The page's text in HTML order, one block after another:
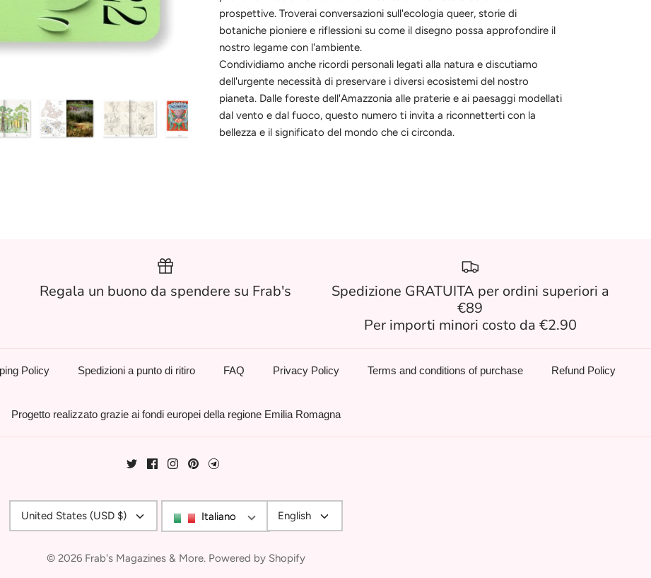
prospettive. Troverai conversazioni sull'ecologia queer, storie di
botaniche pioniere e riflessioni su come il disegno possa approfondire il
nostro legame con l'ambiente.
Condividiamo anche ricordi personali legati alla natura e discutiamo
dell'urgente necessità di preservare i diversi ecosistemi del nostro
pianeta. Dalle foreste dell'Amazzonia alle praterie e ai paesaggi modellati
dal vento e dal fuoco, questo numero ti invita a riconnetterti con la
bellezza e il significato del mondo che ci circonda.
Regala un buono da spendere su Frab's
Spedizione GRATUITA per ordini superiori a
€89
Per importi minori costo da €2.90
Policy Spedizioni a punto di ritiro FAQ Privacy Policy Terms and conditions of purchase Refund Policy
Progetto realizzato grazie ai fondi europei della regione Emilia Romagna
Currency
United States (USD $) Italiano Language
English
© 2026 Frab's Magazines & More. Powered by Shopify